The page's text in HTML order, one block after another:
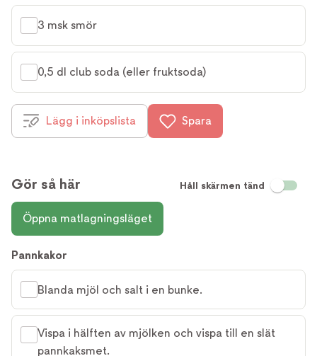
3 msk smör
0,5 dl club soda (eller fruktsoda)
Lägg i inköpslista Spara
Gör så här Håll skärmen tänd
Öppna matlagningsläget
Pannkakor
Blanda mjöl och salt i en bunke.
Vispa i hälften av mjölken och vispa till en slät
pannkaksmet.